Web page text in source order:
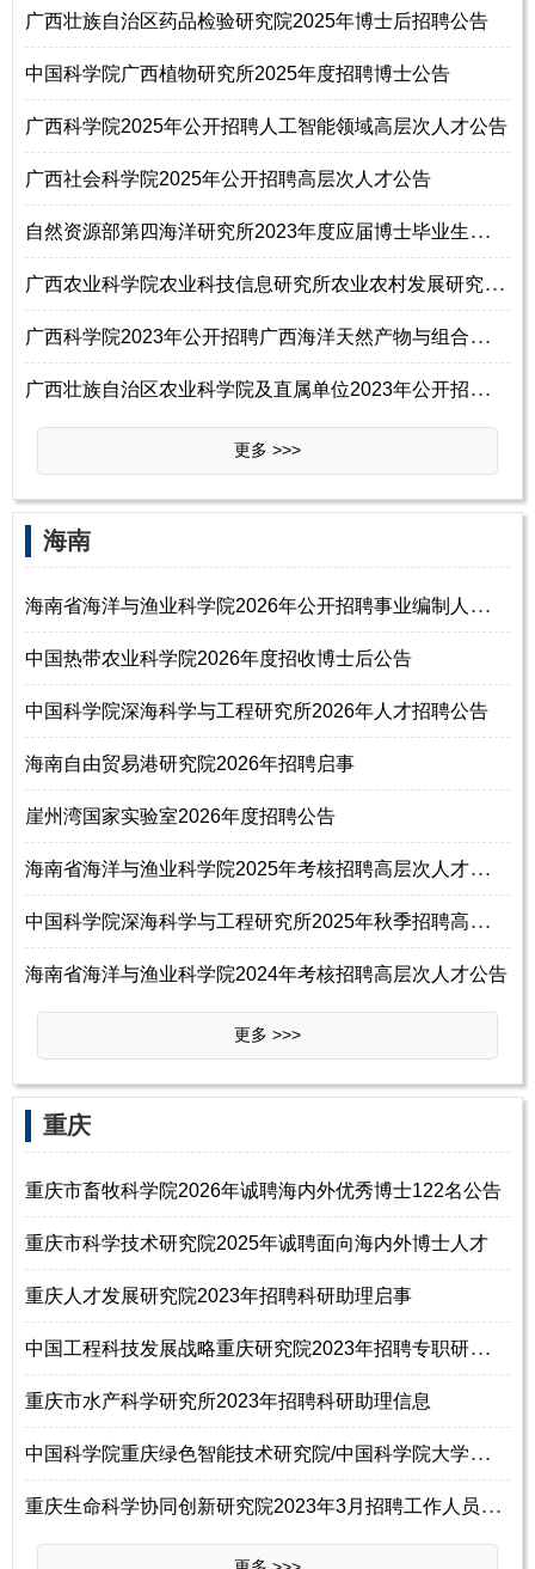
广西壮族自治区药品检验研究院2025年博士后招聘公告
中国科学院广西植物研究所2025年度招聘博士公告
广西科学院2025年公开招聘人工智能领域高层次人才公告
广西社会科学院2025年公开招聘高层次人才公告
自
然资源部第四海洋研究所2023年度应届博士毕业生二次招聘公告
广
西农业科学院农业科技信息研究所农业农村发展研究中心2023年招聘科研岗启
广
西科学院2023年公开招聘广西海洋天然产物与组合生物合成化学重点实验室主
广
西壮族自治区农业科学院及直属单位2023年公开招聘53名科研助理公告（第一批
更多 >>>
海南
海
南省海洋与渔业科学院2026年公开招聘事业编制人员公告（第1号）
中国热带农业科学院2026年度招收博士后公告
中国科学院深海科学与工程研究所2026年人才招聘公告
海南自由贸易港研究院2026年招聘启事
崖州湾国家实验室2026年度招聘公告
海
南省海洋与渔业科学院2025年考核招聘高层次人才公告（一）
中
国科学院深海科学与工程研究所2025年秋季招聘高层次人才公告
海南省海洋与渔业科学院2024年考核招聘高层次人才公告
更多 >>>
重庆
重庆市畜牧科学院2026年诚聘海内外优秀博士122名公告
重庆市科学技术研究院2025年诚聘面向海内外博士人才
重庆人才发展研究院2023年招聘科研助理启事
中
国工程科技发展战略重庆研究院2023年招聘专职研究人员启事
重庆市水产科学研究所2023年招聘科研助理信息
中
国科学院重庆绿色智能技术研究院/中国科学院大学重庆学院2023年招聘专业技
重
庆生命科学协同创新研究院2023年3月招聘工作人员2名简章